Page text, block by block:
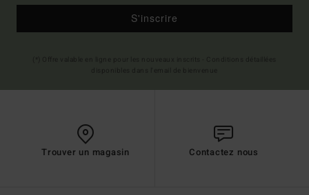
S'inscrire
Trouver un magasin Contactez nous